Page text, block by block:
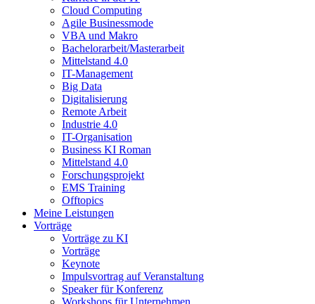
Cloud Computing
Agile Businessmode
VBA und Makro
Bachelorarbeit/Masterarbeit
Mittelstand 4.0
IT-Management
Big Data
Digitalisierung
Remote Arbeit
Industrie 4.0
IT-Organisation
Business KI Roman
Mittelstand 4.0
Forschungsprojekt
EMS Training
Offtopics
Meine Leistungen
Vorträge
Vorträge zu KI
Vorträge
Keynote
Impulsvortrag auf Veranstaltung
Speaker für Konferenz
Workshops für Unternehmen